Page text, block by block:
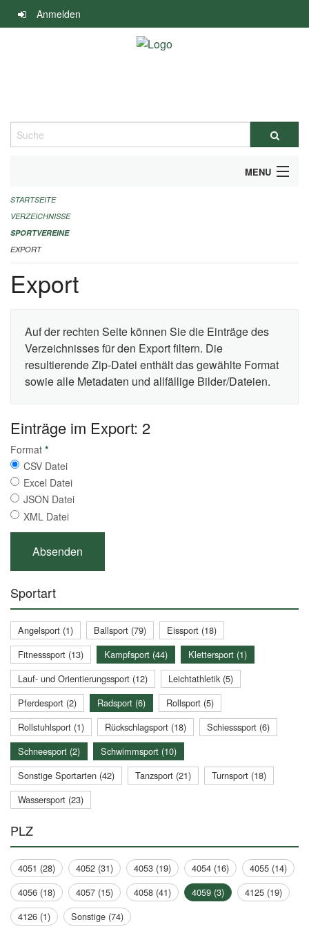
Navigation
überspringen
Anmelden
Suche
MENU
ALLGEMEINE INFORMATIONEN
FINANZIELLE UNTERSTÜTZUNG BENÖTIGT?
KONTAKT
STARTSEITE
VERZEICHNISSE
SPORTVEREINE
EXPORT
Export
Auf der rechten Seite können Sie die Einträge des
Verzeichnisses für den Export filtern. Die
resultierende Zip-Datei enthält das gewählte Format
sowie alle Metadaten und allfällige Bilder/Dateien.
Einträge im Export: 2
Format *
CSV Datei
Excel Datei
JSON Datei
XML Datei
Sportart
Angelsport (1) Ballsport (79)
Eissport (18)
Fitnesssport (13)
Kampfsport (44)
Klettersport (1)
Lauf- und Orientierungssport (12)
Leichtathletik (5)
Pferdesport (2)
Radsport (6)
Rollsport (5)
Rollstuhlsport (1)
Rückschlagsport (18)
Schiesssport (6)
Schneesport (2)
Schwimmsport (10)
Sonstige Sportarten (42)
Tanzsport (21)
Turnsport (18)
Wassersport (23)
PLZ
4051 (28) 4052 (31) 4053 (19) 4054 (16)
4055 (14)
4056 (18)
4057 (15) 4058 (41) 4059 (3)
4125 (19)
4126 (1)
Sonstige (74)